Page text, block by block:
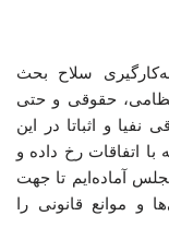
سلاح بحث
حقوقی و حتی
و اثباتا در این
اتفاقات رخ داده و
آماده‌ایم تا جهت
و موانع قانونی را